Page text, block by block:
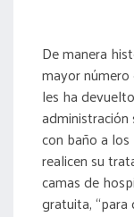
De manera
mayor
les ha
con baño a
realicen su
camas de
gratuita, “para